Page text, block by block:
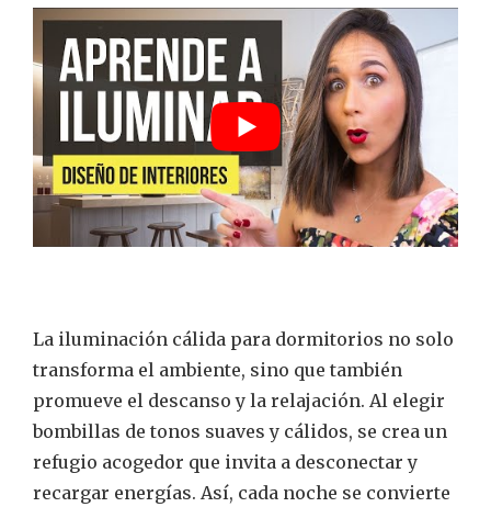
La iluminación cálida para dormitorios no solo
transforma el ambiente, sino que también
promueve el descanso y la relajación. Al elegir
bombillas de tonos suaves y cálidos, se crea un
refugio acogedor que invita a desconectar y
recargar energías. Así, cada noche se convierte